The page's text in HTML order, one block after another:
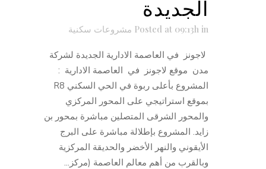
الجديدة
Posted at 09:13h in مشروعات سكنية
لاجونز في العاصمة الادارية الجديدة لشركة
مدن موقع لاجونز في العاصمة الادارية :
المشروع بأعلى ربوة في الحي السكني R8
بموقع استراتيجي على المحور المركزي
والمحور الشرقى المتصلين مباشرة بمحور بن
زايد. المشروع بإطلالة مباشرة على البرج
الأيقوني والنهر الأخضر والحديقة المركزية
وبالقرب من أهم معالم العاصمة (مركز...